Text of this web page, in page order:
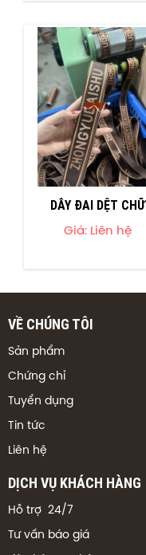
DÂY ĐAI DỆT CHỮ
Giá: Liên hệ
VỀ CHÚNG TÔI
Sản phẩm
Chứng chỉ
Tuyển dụng
Tin tức
Liên hệ
DỊCH VỤ KHÁCH HÀNG
Hỗ trợ 24/7
Tư vấn báo giá